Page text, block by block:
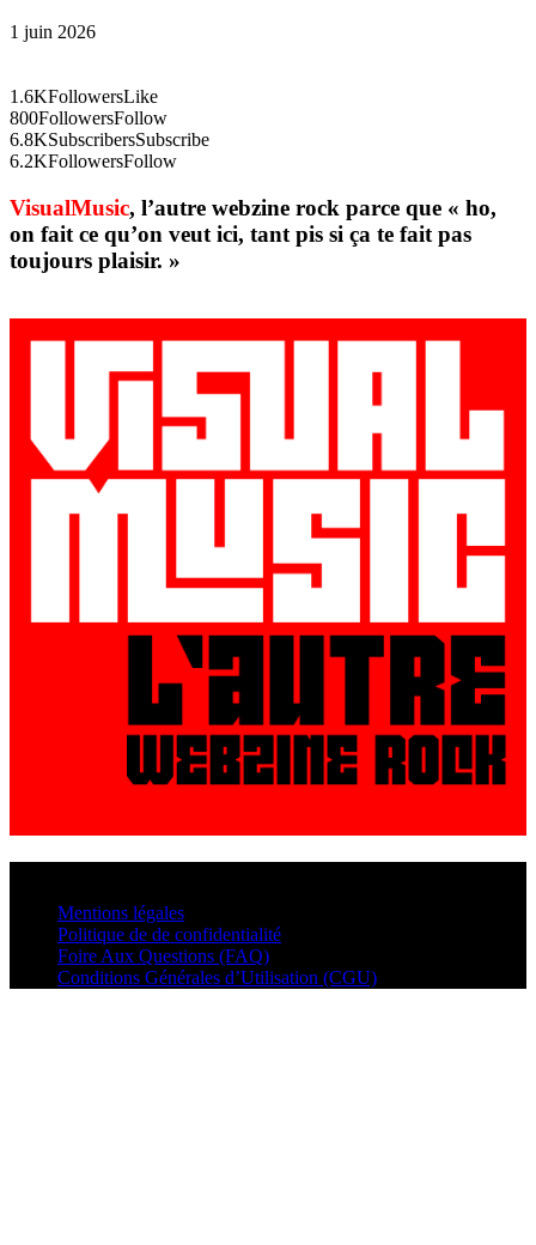
1 juin 2026
1.6KFollowersLike
800FollowersFollow
6.8KSubscribersSubscribe
6.2KFollowersFollow
VisualMusic, l’autre webzine rock parce que « ho,
on fait ce qu’on veut ici, tant pis si ça te fait pas
toujours plaisir. »
Mentions légales
Politique de de confidentialité
Foire Aux Questions (FAQ)
Conditions Générales d’Utilisation (CGU)